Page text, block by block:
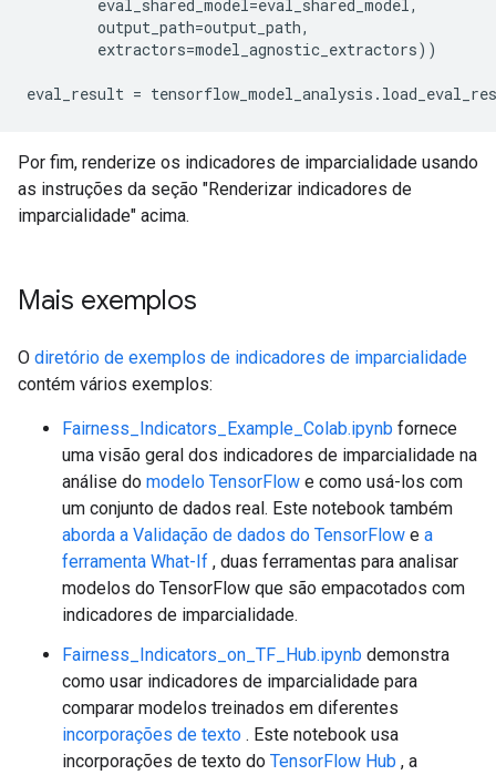
eval_shared_model=eval_shared_model,
output_path=output_path,
extractors=model_agnostic_extractors))
eval_result = tensorflow_model_analysis .
Por fim, renderize os indicadores de imparcialidade usando
as instruções da seção "Renderizar indicadores de
imparcialidade" acima.
Mais exemplos
O diretório de exemplos de indicadores de imparcialidade
contém vários exemplos:
Fairness_Indicators_Example_Colab.ipynb fornece
uma visão geral dos indicadores de imparcialidade na
análise do modelo TensorFlow e como usá-los com
um conjunto de dados real. Este notebook também
aborda a Validação de dados do TensorFlow e a
ferramenta What-If , duas ferramentas para analisar
modelos do TensorFlow que são empacotados com
indicadores de imparcialidade.
Fairness_Indicators_on_TF_Hub.ipynb demonstra
como usar indicadores de imparcialidade para
comparar modelos treinados em diferentes
incorporações de texto . Este notebook usa
incorporações de texto do TensorFlow Hub , a